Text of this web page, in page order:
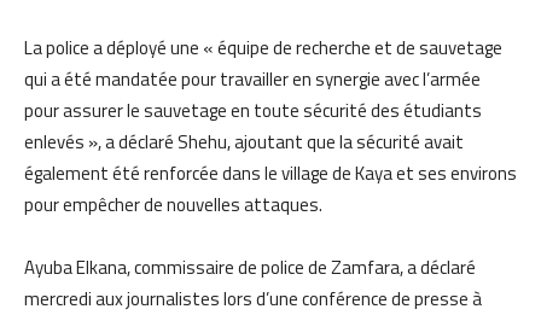
La police a déployé une « équipe de recherche et de sauvetage
quia été mandatée pour travailler en synergie avec l’armée
pour assurer le sauvetage en toute sécurité des étudiants
enlevés », a déclaré Shehu, ajoutant que la sécurité avait
également été renforcée dans le village de Kaya et ses environs
pour empêcher de nouvelles attaques.
AyubaElkana, commissaire de police deZamfara, a déclaré
mercredi aux journalistes lors d’une conférence de presse à